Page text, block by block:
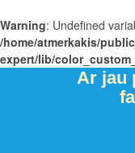
Warning: Undefined
/home/atmerkakis/
expert/lib/
Ar jau